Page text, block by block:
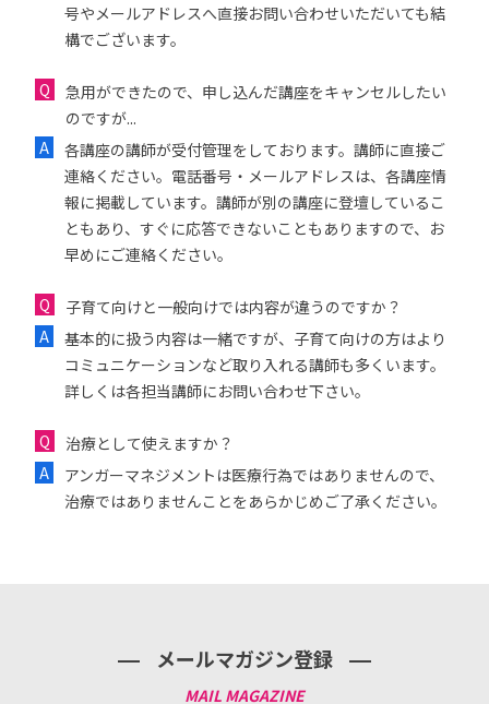
号やメールアドレスへ直接お問い合わせいただいても結
構でございます。
急用ができたので、申し込んだ講座をキャンセルしたい
のですが...
各講座の講師が受付管理をしております。講師に直接ご
連絡ください。電話番号・メールアドレスは、各講座情
報に掲載しています。講師が別の講座に登壇しているこ
ともあり、すぐに応答できないこともありますので、お
早めにご連絡ください。
子育て向けと一般向けでは内容が違うのですか？
基本的に扱う内容は一緒ですが、子育て向けの方はより
コミュニケーションなど取り入れる講師も多くいます。
詳しくは各担当講師にお問い合わせ下さい。
治療として使えますか？
アンガーマネジメントは医療行為ではありませんので、
治療ではありませんことをあらかじめご了承ください。
メールマガジン登録